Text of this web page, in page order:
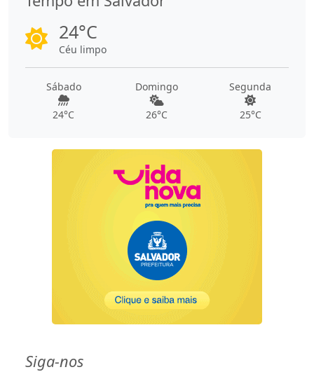
24°C
Céu limpo
Sábado
24°C
Domingo
26°C
Segunda
25°C
Siga-nos